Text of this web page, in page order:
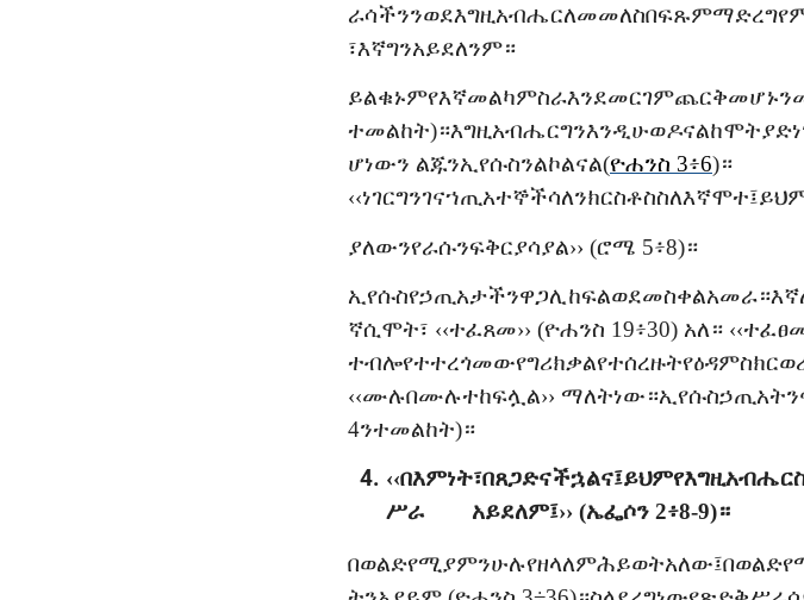
ራሳችንንወደእግዚአብሔርለመመለስበፍጹምማድረግ
፣እኛግንአይደለንም።
ይልቁኑምየእኛመልካምስራእንደመርገምጨርቅመሆኑን
ተመልከት)።እግዚአብሔርግንእንዲሁወዶናልከሞት
ሆነውን ልጁንኢየሱስንልኮልናል(ዮሐንስ 3፥6)።
‹‹ነገርግንገናኀጢአተኞችሳለንክርስቶስስለእኛሞተ፤
ያለውንየራሱንፍቅርያሳያል›› (ሮሜ 5፥8)።
ኢየሱስየኃጢአታችንዋጋሊከፍልወደመስቀልአመራ።እኛ
ኛሲሞት፣ ‹‹ተፈጸመ›› (ዮሐንስ 19፥30) አለ። ‹‹
ተብሎየተተረጎመውየግሪክቃልየተሰረዙትየዕዳምስክር
‹‹ሙሉበሙሉተከፍሏል›› ማለትነው።ኢየሱስ
4ንተመልከት)።
‹‹በእምነት፣በጸጋድናችኋልና፤ይህምየእግዚአብሔር
ሥራ አይደለም፤›› (ኤፌሶን 2፥8-9)።
በወልድየሚያምንሁሉየዘላለምሕይወትአለው፤በወልድ